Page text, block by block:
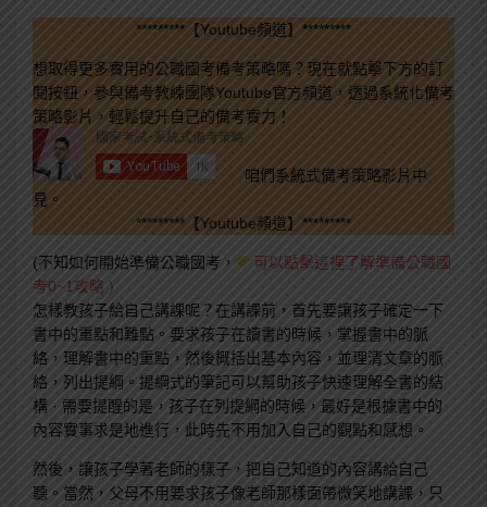
*********【Youtube頻道】*********
想取得更多實用的公職國考備考策略嗎？現在就點擊下方的訂
閱按鈕，參與備考教練團隊Youtube官方頻道，透過系統化備考
策略影片，輕鬆提升自己的備考實力！
咱們系統式備考策略影片中
見。
*********【Youtube頻道】*********
(不知如何開始準備公職國考，
可以點擊這裡了解準備公職國
考0~1攻略 )
怎樣教孩子給自己講課呢？在講課前，首先要讓孩子確定一下
書中的重點和難點。要求孩子在讀書的時候，掌握書中的脈
絡，理解書中的重點，然後概括出基本內容，並理清文章的脈
絡，列出提綱。提綱式的筆記可以幫助孩子快速理解全書的結
構 · 需要提醒的是，孩子在列提綱的時候，最好是根據書中的
內容實事求是地進行，此時先不用加入自己的觀點和感想。
然後，讓孩子學著老師的樣子，把自己知道的內容講給自己
聽。當然，父母不用要求孩子像老師那樣面帶微笑地講課，只